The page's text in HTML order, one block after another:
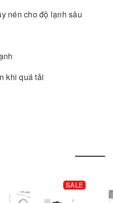
nén cho độ lạnh sâu
khi quá tải
SALE